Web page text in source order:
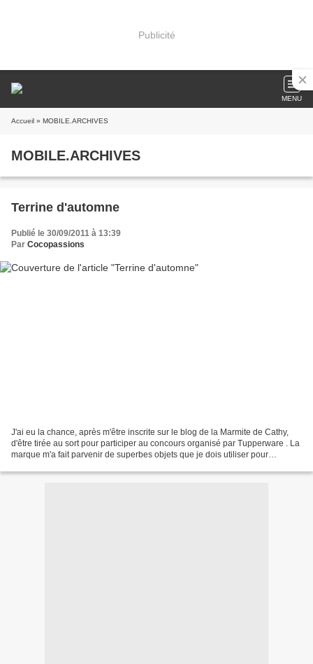
Publicité
MENU
Accueil » MOBILE.ARCHIVES
MOBILE.ARCHIVES
Terrine d'automne
Publié le 30/09/2011 à 13:39
Par Cocopassions
J'ai eu la chance, après m'être inscrite sur le blog de la Marmite de Cathy,
d'être tirée au sort pour participer au concours organisé par Tupperware . La
marque m'a fait parvenir de superbes objets que je dois utiliser pour